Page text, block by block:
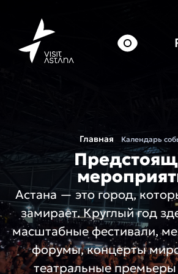
Главная Календарь
Астана — это город,
замирает. Круглый год
масштабные фестивали,
форумы, концерты
театральные